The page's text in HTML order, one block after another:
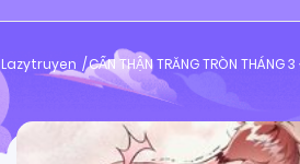
Lazytruyen CẨN THẬN TRĂNG TRÒN THÁNG